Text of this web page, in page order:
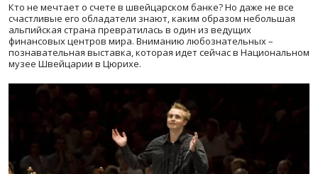
Кто не мечтает о счете в швейцарском банке? Но даже не все
счастливые его обладатели знают, каким образом небольшая
альпийская страна превратилась в один из ведущих
финансовых центров мира. Вниманию любознательных –
познавательная выставка, которая идет сейчас в Национальном
музее Швейцарии в Цюрихе.